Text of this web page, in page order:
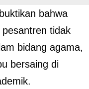
bahwa
tidak
bidang agama,
bersaing di